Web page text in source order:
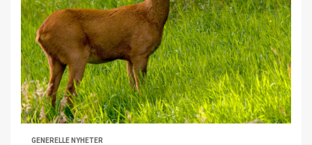
GENERELLE NYHETER